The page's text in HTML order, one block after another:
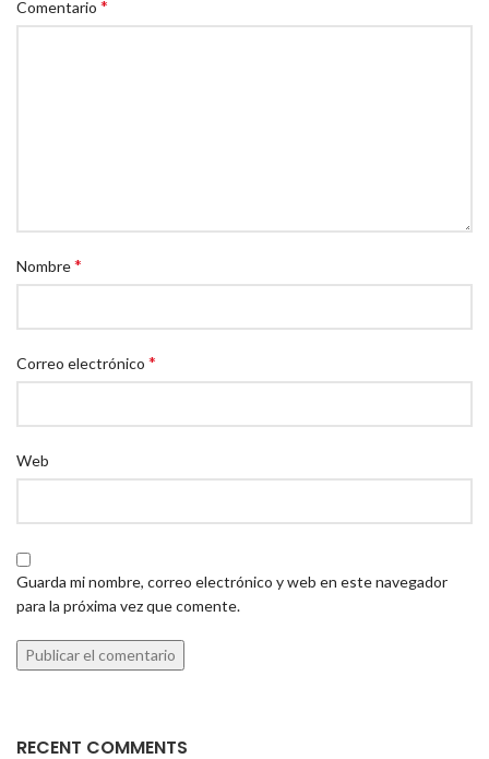
Comentario *
Nombre*
Correo electrónico *
Web
Guarda mi nombre, correo electrónico y web en este navegador
para la próxima vez que comente.
RECENT COMMENTS